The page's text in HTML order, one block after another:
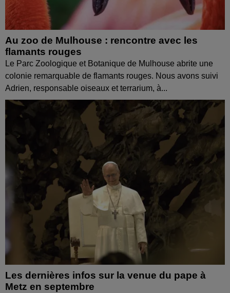
Au zoo de Mulhouse : rencontre avec les
flamants rouges
Le Parc Zoologique et Botanique de Mulhouse abrite une
colonie remarquable de flamants rouges. Nous avons suivi
Adrien, responsable oiseaux et terrarium, à...
Les dernières infos sur la venue du pape à
Metz en septembre